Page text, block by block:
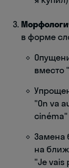
в форме
вместо
"On va
Замена
на
"Je vais